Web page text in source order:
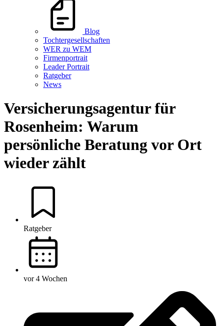
Blog
Tochtergesellschaften
WER zu WEM
Firmenportrait
Leader Portrait
Ratgeber
News
Versicherungsagentur für
Rosenheim: Warum
persönliche Beratung vor Ort
wieder zählt
Ratgeber
vor 4 Wochen